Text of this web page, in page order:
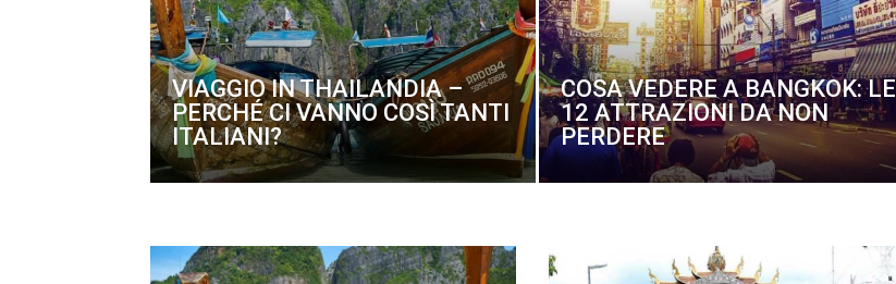
VIAGGIO IN THAILANDIA –
PERCHÉ CI VANNO COSÌ TANTI
ITALIANI?
COSA VEDERE A BANGKOK: LE
12 ATTRAZIONI DA NON
PERDERE